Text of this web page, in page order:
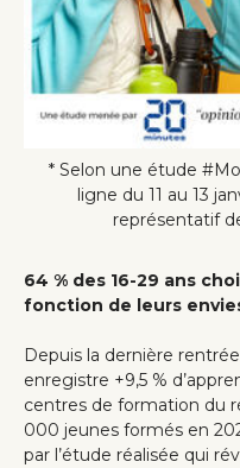
* Selon une étude
ligne du 11 au 13
représentatif
64 % des 16-29 ans
fonction de leurs
Depuis la dernière
enregistre +9,5 %
centres de formation du
000 jeunes formés en
par l’étude réalisée qui